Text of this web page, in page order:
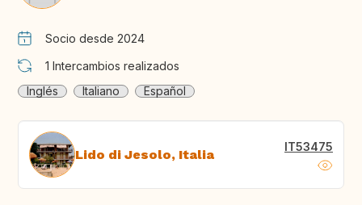
Socio desde 2024
1 Intercambios realizados
Inglés
Italiano Español
Lido di Jesolo, Italia IT53475